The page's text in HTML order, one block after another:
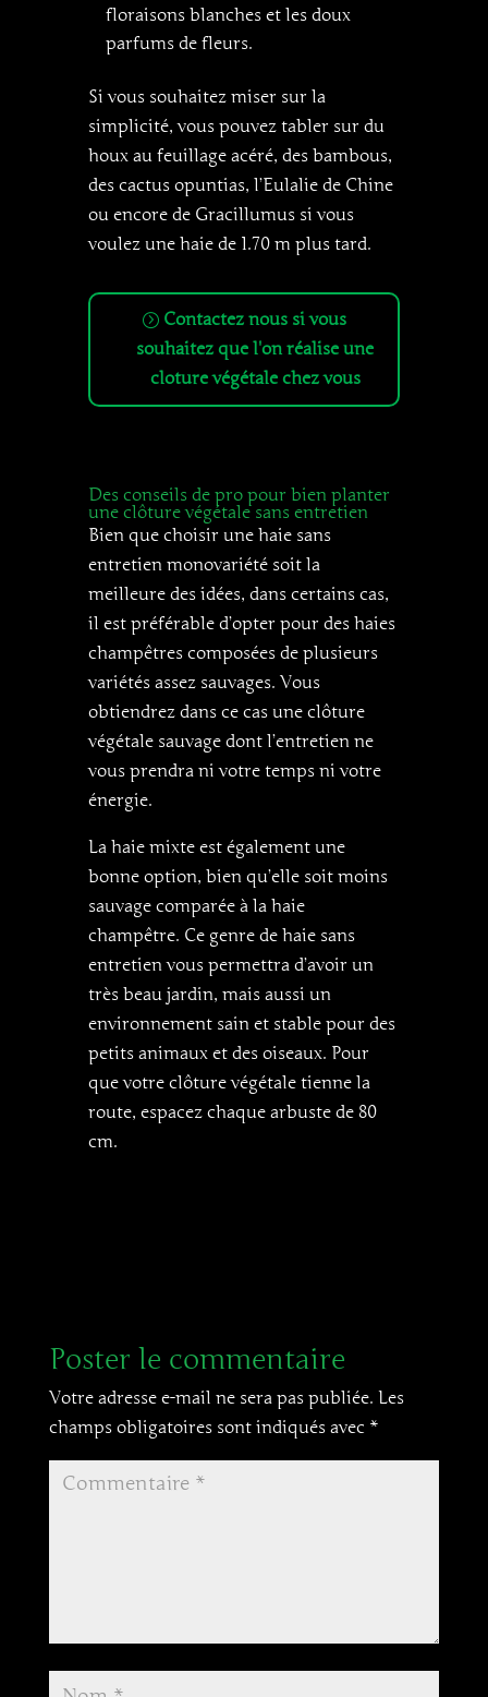
floraisons blanches et les doux
parfums de fleurs.
Si vous souhaitez miser sur la
simplicité, vous pouvez tabler sur du
houx au feuillage acéré, des bambous,
des cactus opuntias, l’Eulalie de Chine
ou encore de Gracillumus si vous
voulez une haie de 1.70 m plus tard.
Contactez nous si vous
souhaitez que l'on réalise une
cloture végétale chez vous
Des conseils de pro pour bien planter
une clôture végétale sans entretien
Bien que choisir une haie sans
entretien monovariété soit la
meilleure des idées, dans certains cas,
il est préférable d’opter pour des haies
champêtres composées de plusieurs
variétés assez sauvages. Vous
obtiendrez dans ce cas une clôture
végétale sauvage dont l’entretien ne
vous prendra ni votre temps ni votre
énergie.
La haie mixte est également une
bonne option, bien qu’elle soit moins
sauvage comparée à la haie
champêtre. Ce genre de haie sans
entretien vous permettra d’avoir un
très beau jardin, mais aussi un
environnement sain et stable pour des
petits animaux et des oiseaux. Pour
que votre clôture végétale tienne la
route, espacez chaque arbuste de 80
cm.
Poster le commentaire
Votre adresse e-mail ne sera pas publiée. Les
champs obligatoires sont indiqués avec *